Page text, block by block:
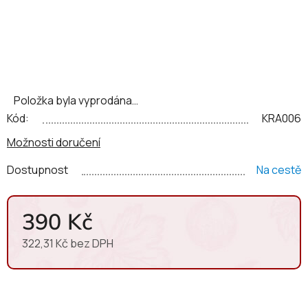
Položka byla vyprodána…
Dostupnost Na cestě
Možnosti doručení
Kód: KRA006
390 Kč
322,31 Kč bez DPH
Měrná cena: